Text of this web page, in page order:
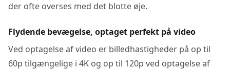
der ofte overses med det blotte øje.
Flydende bevægelse, optaget perfekt på video
Ved optagelse af video er billedhastigheder på op til
60p tilgængelige i 4K og op til 120p ved optagelse af